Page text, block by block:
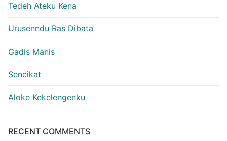
Tedeh Ateku Kena
Urusenndu Ras Dibata
Gadis Manis
Sencikat
Aloke Kekelengenku
RECENT COMMENTS